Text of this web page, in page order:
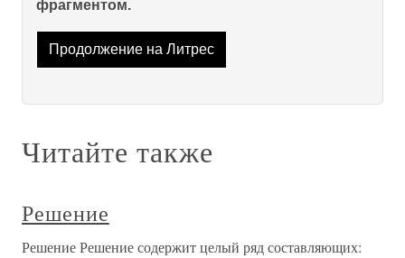
фрагментом.
Продолжение на Литрес
Читайте также
Решение
Решение Решение содержит целый ряд составляющих: